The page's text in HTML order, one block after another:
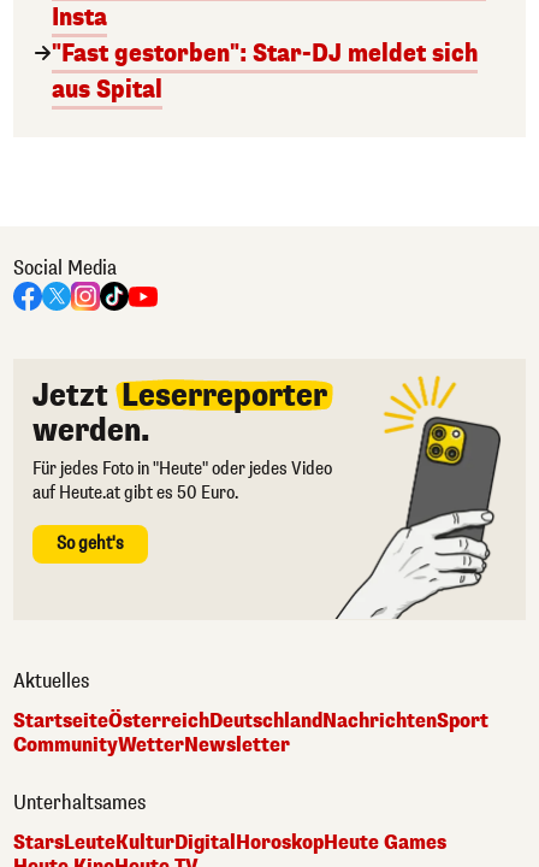
Insta
"Fast gestorben": Star-DJ meldet sich
aus Spital
Social Media
Jetzt Leserreporter
werden.
Für jedes Foto in "Heute" oder jedes Video
auf Heute.at gibt es 50 Euro.
So geht's
Aktuelles
StartseiteÖsterreichDeutschlandNachrichtenSport
CommunityWetterNewsletter
Unterhaltsames
StarsLeuteKulturDigitalHoroskopHeute Games